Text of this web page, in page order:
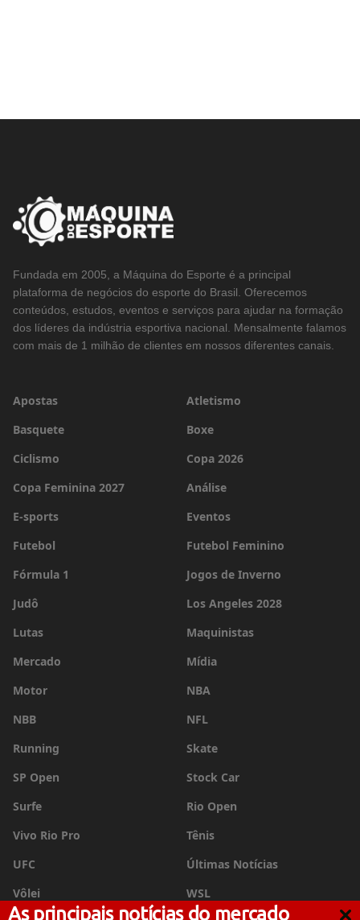
As principais notícias do mercado
Fundada em 2005, a Máquina do Esporte é a principal
plataforma de negócios do esporte do Brasil. Oferecemos
conteúdos, estudos, eventos e serviços para ajudar na formação
dos líderes da indústria esportiva nacional. Mensalmente falamos
com mais de 1 milhão de clientes em nossos diferentes canais.
Apostas
Atletismo
Basquete
Boxe
Ciclismo
Copa 2026
Copa Feminina 2027
Análise
E-sports
Eventos
Futebol
Futebol Feminino
Fórmula 1
Jogos de Inverno
Judô
Los Angeles 2028
Lutas
Maquinistas
Mercado
Mídia
Motor
NBA
NBB
NFL
Running
Skate
SP Open
Stock Car
Surfe
Rio Open
Vivo Rio Pro
Tênis
UFC
Últimas Notícias
Vôlei
WSL